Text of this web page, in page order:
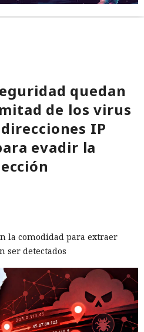
quedan
de los virus
IP
evadir la
la comodidad para extraer
ser detectados